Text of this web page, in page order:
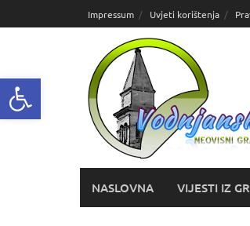
Open toolbar
do
Impressum Uvjeti korištenja
NASLOVNA VIJESTI IZ